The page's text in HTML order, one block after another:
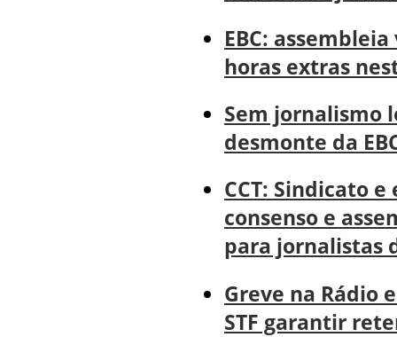
EBC:
horas extras
Sem jornalismo
desmonte da
CCT: Sindicato
consenso e
para jornalistas
Greve na Rádio
STF garantir